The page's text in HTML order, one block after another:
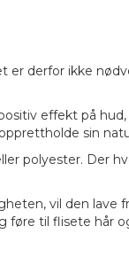
er derfor ikke
effekt på
sin
polyester. Der
vil den lave
føre til flisete hår